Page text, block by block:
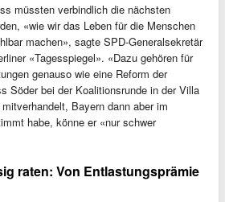
müssten verbindlich die nächsten
«wie wir das Leben für die Menschen
machen», sagte SPD-Generalsekretär
«Tagesspiegel». «Dazu gehören für
genauso wie eine Reform der
Söder bei der Koalitionsrunde in der Villa
Bayern dann aber im
habe, könne er «nur schwer
raten: Von Entlastungsprämie